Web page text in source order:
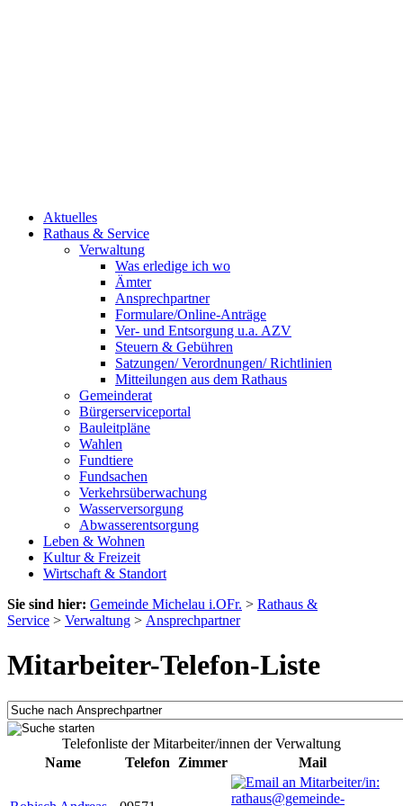
Aktuelles
Rathaus & Service
Verwaltung
Was erledige ich wo
Ämter
Ansprechpartner
Formulare/Online-Anträge
Ver- und Entsorgung u.a. AZV
Steuern & Gebühren
Satzungen/ Verordnungen/ Richtlinien
Mitteilungen aus dem Rathaus
Gemeinderat
Bürgerserviceportal
Bauleitpläne
Wahlen
Fundtiere
Fundsachen
Verkehrsüberwachung
Wasserversorgung
Abwasserentsorgung
Leben & Wohnen
Kultur & Freizeit
Wirtschaft & Standort
Sie sind hier: Gemeinde Michelau i.OFr. > Rathaus &
Service > Verwaltung > Ansprechpartner
Mitarbeiter-Telefon-Liste
Telefonliste der Mitarbeiter/innen der Verwaltung
Name
Telefon Zimmer Mail